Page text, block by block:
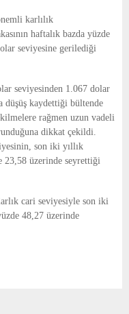
karlılık
haftalık bazda yüzde
seviyesine gerilediği
seviyesinden 1.067 dolar
düşüş kaydettiği bültende
rağmen uzun vadeli
dikkat çekildi.
son iki yıllık
23,58 üzerinde seyrettiği
cari seviyesiyle son iki
48,27 üzerinde